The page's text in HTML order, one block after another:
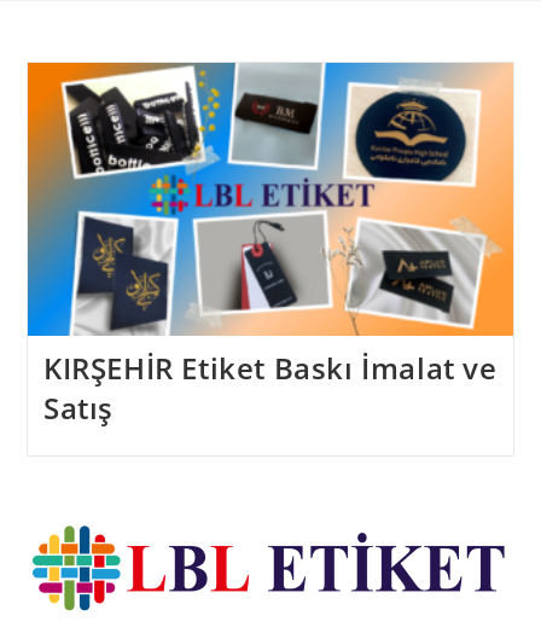
KIRŞEHİR Etiket Baskı İmalat ve
Satış